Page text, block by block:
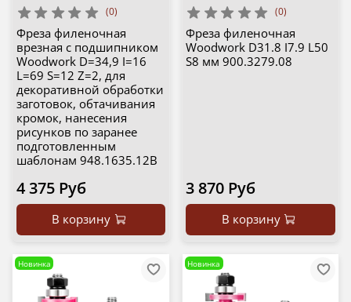
(0)
Фреза филеночная
врезная c подшипником
Woodwork D=34,9 I=16
L=69 S=12 Z=2, для
декоративной обработки
заготовок, обтачивания
кромок, нанесения
рисунков по заранее
подготовленным
шаблонам 948.1635.12B
4 375 Руб
В корзину
(0)
Фреза филеночная
Woodwork D31.8 I7.9 L50
S8 мм 900.3279.08
3 870 Руб
В корзину
Новинка Новинка